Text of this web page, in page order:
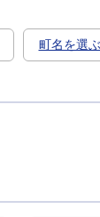
町名を選ぶ